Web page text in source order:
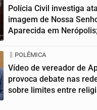
Polícia Civil investiga
imagem de Nossa
Aparecida em
POLÊMICA
Vídeo de vereador de
provoca debate nas
sobre limites entre